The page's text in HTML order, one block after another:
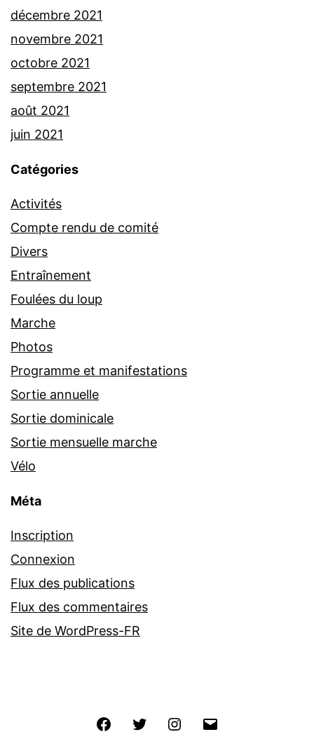
décembre 2021
novembre 2021
octobre 2021
septembre 2021
août 2021
juin 2021
Catégories
Activités
Compte rendu de comité
Divers
Entraînement
Foulées du loup
Marche
Photos
Programme et manifestations
Sortie annuelle
Sortie dominicale
Sortie mensuelle marche
Vélo
Méta
Inscription
Connexion
Flux des publications
Flux des commentaires
Site de WordPress-FR
FacebookTwitter Instagram